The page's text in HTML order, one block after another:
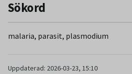
Sökord
malaria, parasit, plasmodium
Uppdaterad: 2026-03-23, 15:10